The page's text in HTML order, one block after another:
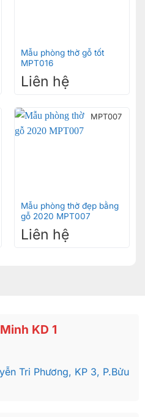
Mẫu phòng thờ gỗ tốt
MPT016
Liên hệ
MPT007
Mẫu phòng thờ đẹp bằng
gỗ 2020 MPT007
Liên hệ
KD 1
Tri Phương, KP 3, P.Bửu